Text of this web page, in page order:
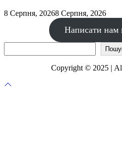
8 Серпня, 20268 Серпня, 2026
Написати нам
Copyright © 2025 |
Прокрутка